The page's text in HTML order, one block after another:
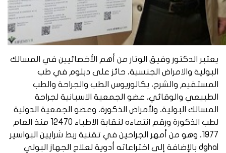
يعتبر الدكتور وفيق الوتار من أهم الأخصائيين في المسالك
البولية والامراض الجنسية، حائز على دبلوم في طب
المستقيم والشرج، بكالوريوس الطب والجراحة والطب
الطبيعي والوقائي، عضو الجمعية الاسبانية لجراحة
المسالك البولية، ولأمراض الذكورة، وعضو الجمعية الدولية
لطب الذكورة ورقم انتماءه لنقابة الاطباء 12470 منذ العام
1977، وهو من أمهر الجراحين في تقنية ربط شرايين البواسير
dghal بالإضافة إلى اختراعاته أدوية لعلاج الجهاز البولي